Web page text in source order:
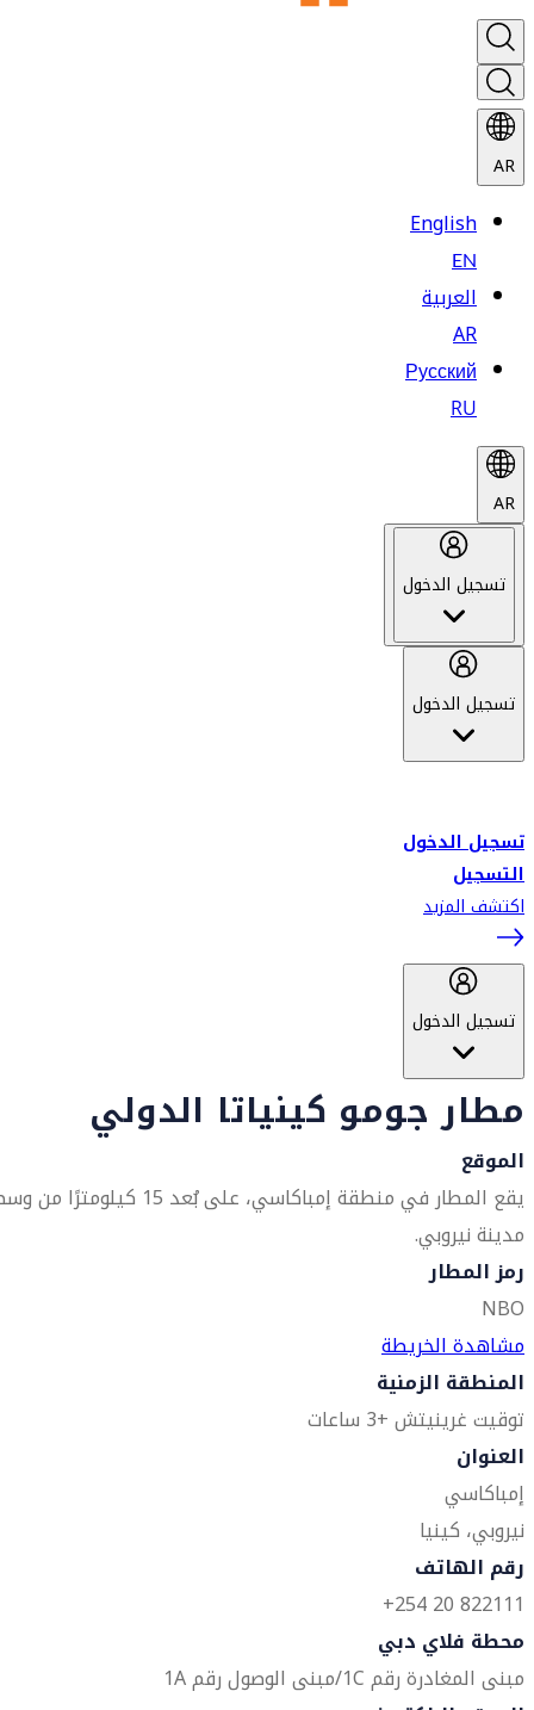
AR
English
EN
العربية
AR
Русский
RU
AR
تسجيل الدخول
تسجيل الدخول
تسجيل الدخول
التسجيل
اكتشف المزيد
تسجيل الدخول
مطار جومو كينياتا الدولي
الموقع
يقع المطار في منطقة إمباكاسي، على بُعد 15 كيلومترًا
مدينة نيروبي.
رمز المطار
NBO
مشاهدة الخريطة
المنطقة الزمنية
توقيت غرينيتش +3 ساعات
العنوان
إمباكاسي
نيروبي، كينيا
رقم الهاتف
822111 20 254+
محطة فلاي دبي
مبنى المغادرة رقم 1C/مبنى الوصول رقم 1A